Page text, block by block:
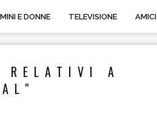
E DONNE TELEVISIONE AMICI
A